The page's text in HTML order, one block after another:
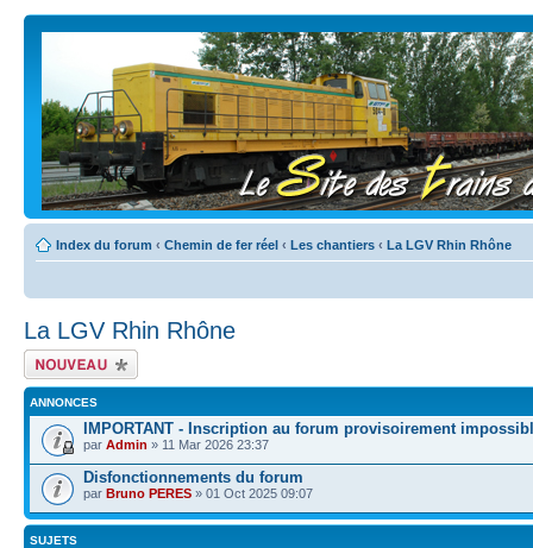
Index du forum ‹ Chemin de fer réel ‹ Les chantiers ‹ La LGV Rhin Rhône
La LGV Rhin Rhône
Écrire un nouveau
sujet
ANNONCES
IMPORTANT - Inscription au forum provisoirement
par Admin » 11 Mar 2026 23:37
Disfonctionnements du forum
par Bruno PERES » 01 Oct 2025 09:07
SUJETS